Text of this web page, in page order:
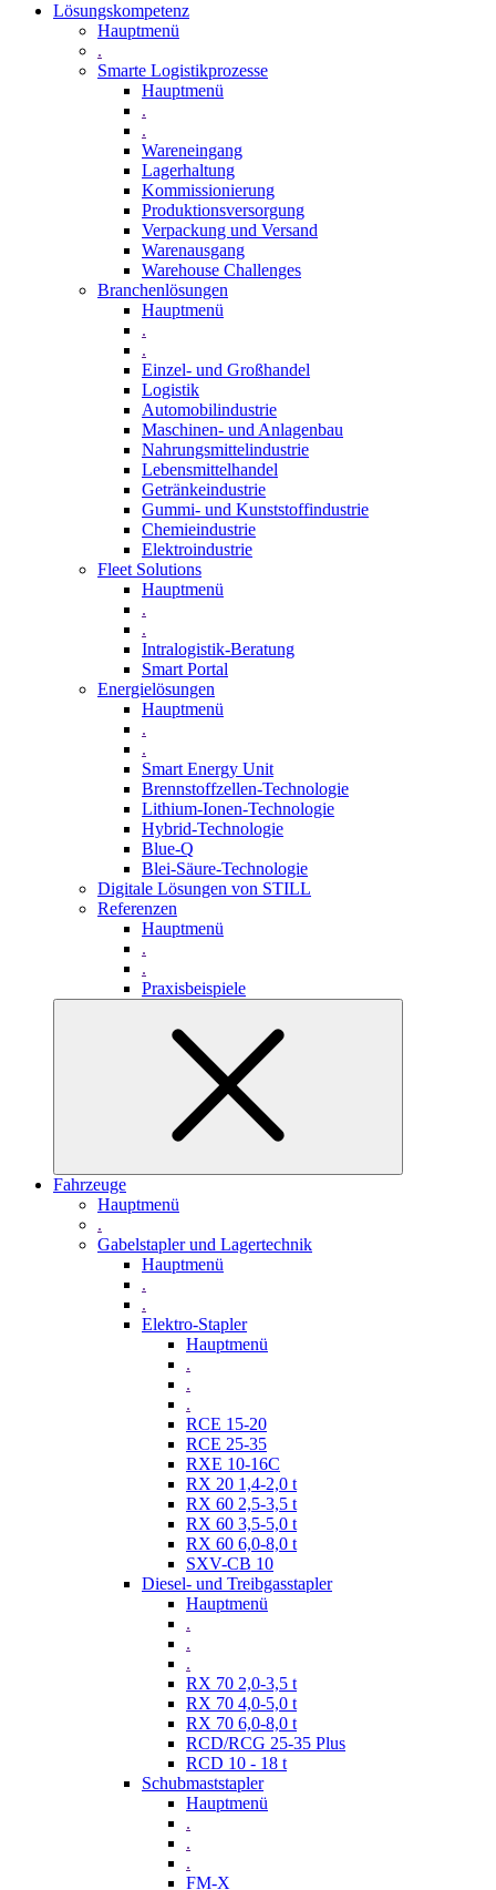
Lösungskompetenz
Hauptmenü
.
Smarte Logistikprozesse
Hauptmenü
.
.
Wareneingang
Lagerhaltung
Kommissionierung
Produktionsversorgung
Verpackung und Versand
Warenausgang
Warehouse Challenges
Branchenlösungen
Hauptmenü
.
.
Einzel- und Großhandel
Logistik
Automobilindustrie
Maschinen- und Anlagenbau
Nahrungsmittelindustrie
Lebensmittelhandel
Getränkeindustrie
Gummi­- und Kunststoffindustrie
Chemieindustrie
Elektroindustrie
Fleet Solutions
Hauptmenü
.
.
Intralogistik-Beratung
Smart Portal
Energielösungen
Hauptmenü
.
.
Smart Energy Unit
Brennstoffzellen-Technologie
Lithium-Ionen-Technologie
Hybrid-Technologie
Blue-Q
Blei-Säure-Technologie
Digitale Lösungen von STILL
Referenzen
Hauptmenü
.
.
Praxisbeispiele
Fahrzeuge
Hauptmenü
.
Gabelstapler und Lagertechnik
Hauptmenü
.
.
Elektro-Stapler
Hauptmenü
.
.
.
RCE 15-20
RCE 25-35
RXE 10-16C
RX 20 1,4-2,0 t
RX 60 2,5-3,5 t
RX 60 3,5-5,0 t
RX 60 6,0-8,0 t
SXV-CB 10
Diesel- und Treibgasstapler
Hauptmenü
.
.
.
RX 70 2,0-3,5 t
RX 70 4,0-5,0 t
RX 70 6,0-8,0 t
RCD/RCG 25-35 Plus
RCD 10 - 18 t
Schubmaststapler
Hauptmenü
.
.
.
FM-X